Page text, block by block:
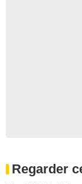
Regarder